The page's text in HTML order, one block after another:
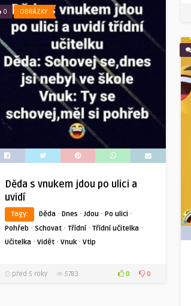
0 OBRÁZKY
Děda s vnukem jdou po ulici a
uvidí
Tagy: Děda · Dnes · Jdou · Po ulici ·
Pohřeb · Schovat · Třídní· Třídní učitelka ·
Učitelka · Vidět · Vnuk· Vtip
před 5 roky 5783 0 0